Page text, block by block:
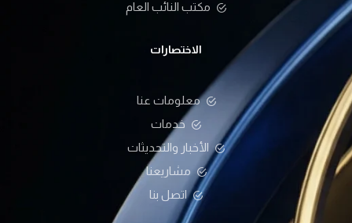
مكتب النائب العام
الاختصارات
معلومات عنا
خدمات
الأخبار والتحديثات
مشاريعنا
اتصل بنا